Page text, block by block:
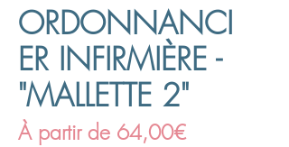
ORDONNANCI
ER INFIRMIÈRE -
"MALLETTE 2"
À partir de 64,00€Prix